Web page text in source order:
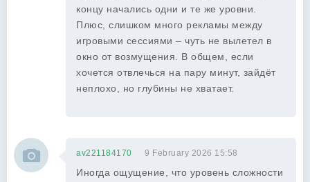
концу начались одни и те же уровни.
Плюс, слишком много рекламы между
игровыми сессиями – чуть не вылетел в
окно от возмущения. В общем, если
хочется отвлечься на пару минут, зайдёт
неплохо, но глубины не хватает.
av221184170 9 February 2026 15:58
Иногда ощущение, что уровень сложности